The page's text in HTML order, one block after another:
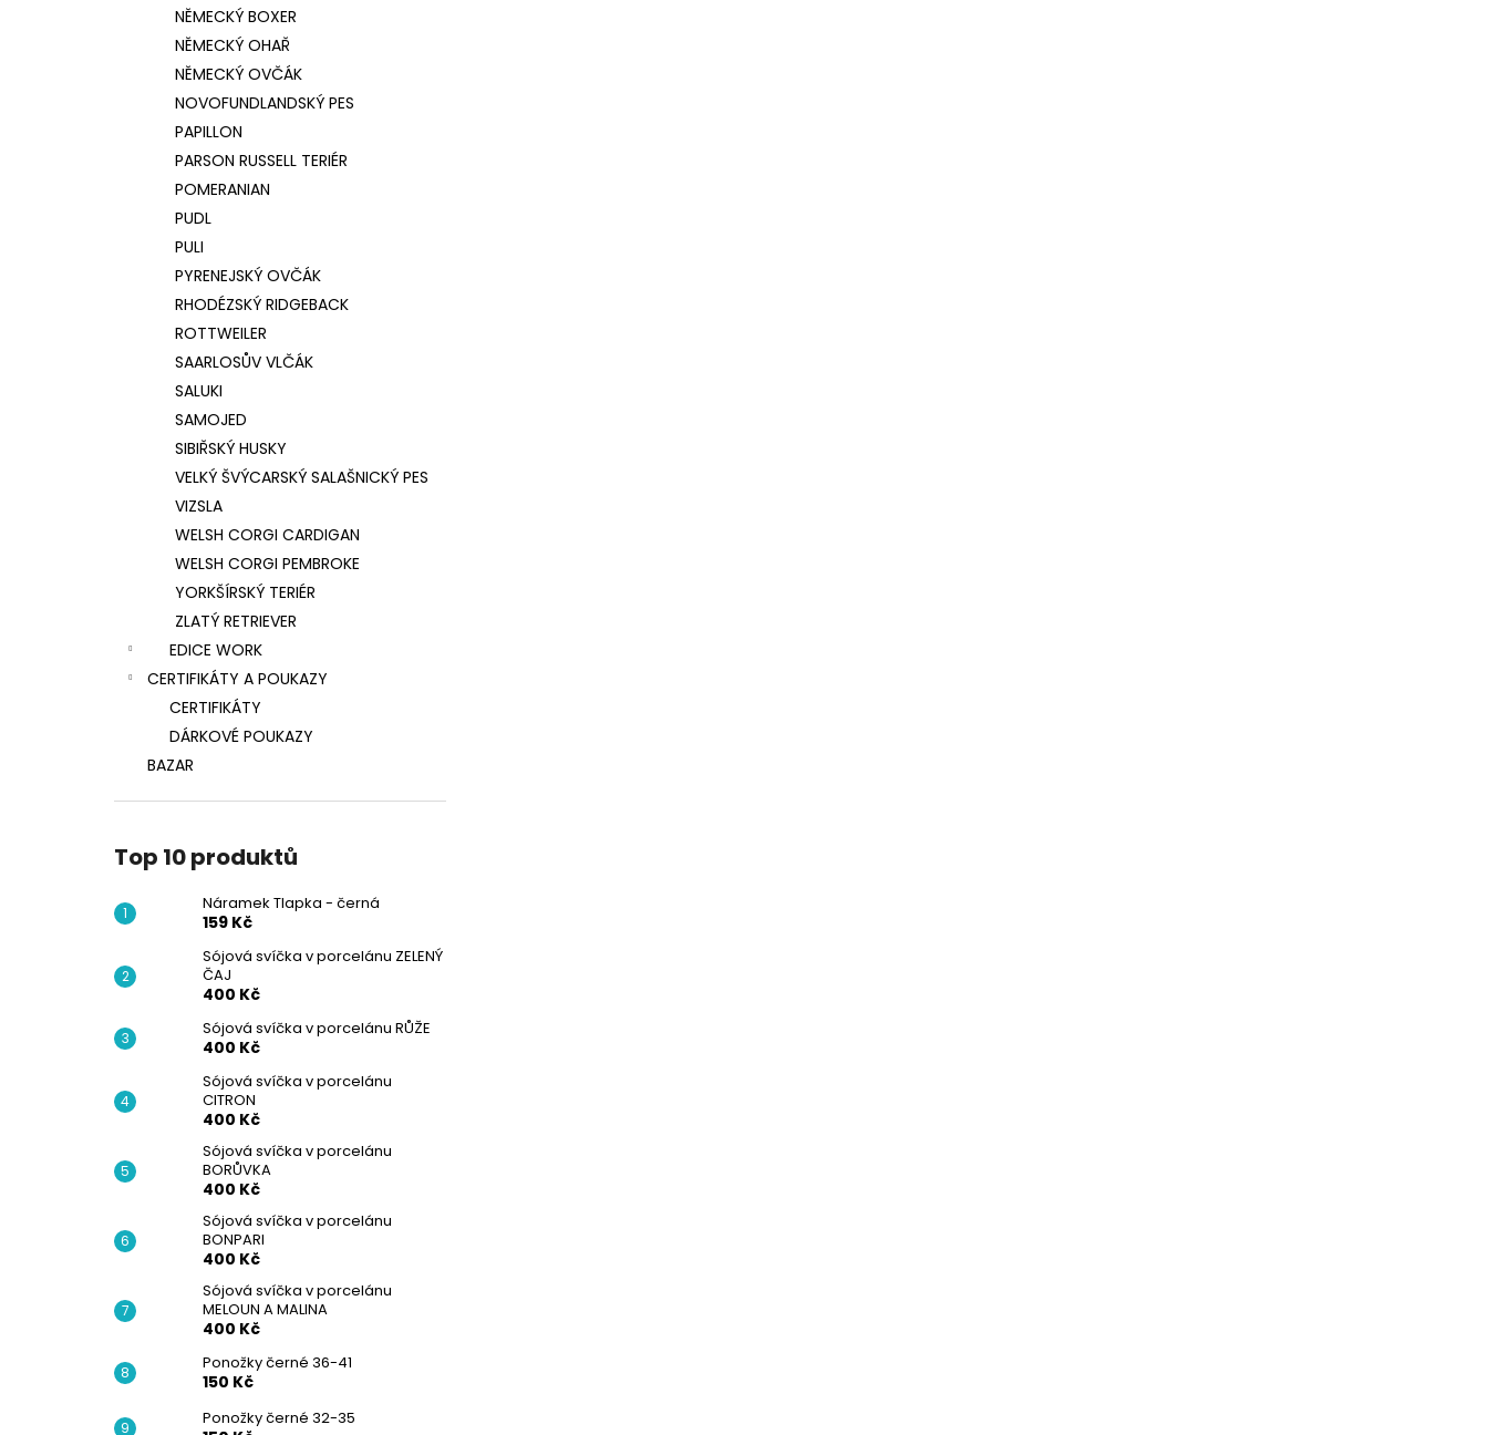
NĚMECKÝ BOXER
NĚMECKÝ OHAŘ
NĚMECKÝ OVČÁK
NOVOFUNDLANDSKÝ PES
PAPILLON
PARSON RUSSELL TERIÉR
POMERANIAN
PUDL
PULI
PYRENEJSKÝ OVČÁK
RHODÉZSKÝ RIDGEBACK
ROTTWEILER
SAARLOSŮV VLČÁK
SALUKI
SAMOJED
SIBIŘSKÝ HUSKY
VELKÝ ŠVÝCARSKÝ SALAŠNICKÝ PES
VIZSLA
WELSH CORGI CARDIGAN
WELSH CORGI PEMBROKE
YORKŠÍRSKÝ TERIÉR
ZLATÝ RETRIEVER
EDICE WORK
CERTIFIKÁTY A POUKAZY
CERTIFIKÁTY
DÁRKOVÉ POUKAZY
BAZAR
Top 10 produktů
Náramek Tlapka - černá
159 Kč
Sójová svíčka v porcelánu ZELENÝ
ČAJ
400 Kč
Sójová svíčka v porcelánu RŮŽE
400 Kč
Sójová svíčka v porcelánu
CITRON
400 Kč
Sójová svíčka v porcelánu
BORŮVKA
400 Kč
Sójová svíčka v porcelánu
BONPARI
400 Kč
Sójová svíčka v porcelánu
MELOUN A MALINA
400 Kč
Ponožky černé 36-41
150 Kč
Ponožky černé 32-35